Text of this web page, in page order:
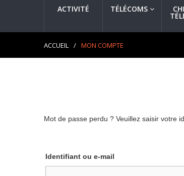
ACTIVITÉ TÉLÉCOMS
ACCUEIL / MON COMPTE
Mot de passe perdu ? Veuillez saisir votre
Identifiant ou e-mail